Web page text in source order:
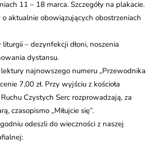
11 – 18 marca. Szczegóły na plakacie.
aktualnie obowiązujących obostrzeniach
– dezynfekcji dłoni, noszenia
dystansu.
najnowszego numeru „Przewodnika
7,00 zł. Przy wyjściu z kościoła
Czystych Serc rozprowadzają, za
czasopismo „Miłujcie się”.
odeszli do wieczności z naszej